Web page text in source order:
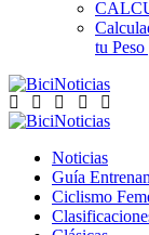
tu
Noticias
Guía
Ciclismo